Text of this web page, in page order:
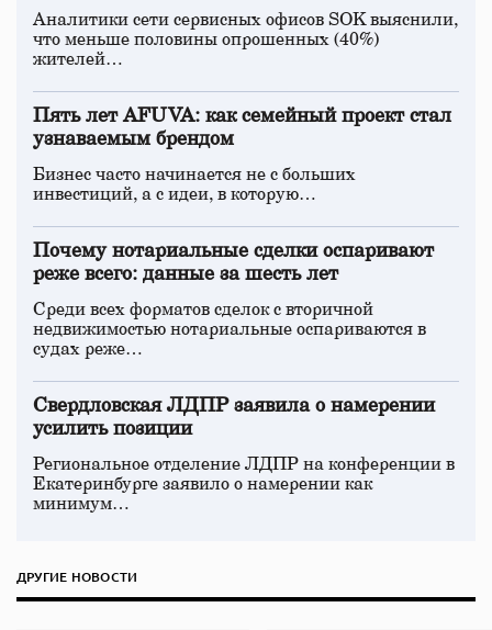
Аналитики сети сервисных офисов SOK выяснили,
что меньше половины опрошенных (40%)
жителей…
Пять лет AFUVA: как семейный проект стал
узнаваемым брендом
Бизнес часто начинается не с больших
инвестиций, а с идеи, в которую…
Почему нотариальные сделки оспаривают
реже всего: данные за шесть лет
Среди всех форматов сделок с вторичной
недвижимостью нотариальные оспариваются в
судах реже…
Свердловская ЛДПР заявила о намерении
усилить позиции
Региональное отделение ЛДПР на конференции в
Екатеринбурге заявило о намерении как
минимум…
ДРУГИЕ НОВОСТИ